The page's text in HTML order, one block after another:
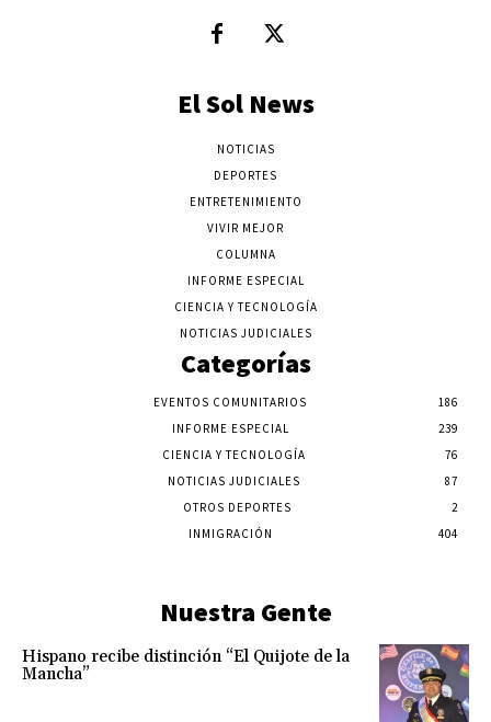
El Sol News
NOTICIAS
DEPORTES
ENTRETENIMIENTO
VIVIR MEJOR
COLUMNA
INFORME ESPECIAL
CIENCIA Y TECNOLOGÍA
NOTICIAS JUDICIALES
Categorías
EVENTOS COMUNITARIOS
186
INFORME ESPECIAL
239
CIENCIA Y TECNOLOGÍA
76
NOTICIAS JUDICIALES
87
OTROS DEPORTES
2
INMIGRACIÓN
404
Nuestra Gente
Hispano recibe distinción “El Quijote de la
Mancha”